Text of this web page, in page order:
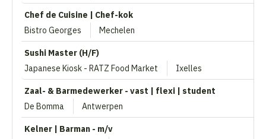
Chef de Cuisine | Chef-kok
Bistro Georges
Mechelen
Sushi Master (H/F)
Japanese Kiosk - RATZ Food Market
Ixelles
Zaal- & Barmedewerker - vast | flexi | student
De Bomma
Antwerpen
Kelner | Barman - m/v